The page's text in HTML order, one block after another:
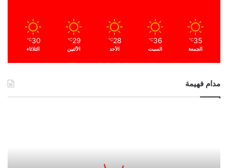
35
℃
الجمعة
36
℃
السبت
28
℃
الأحد
29
℃
الأثنين
30
℃
الثلاثاء
مدام فهيمة